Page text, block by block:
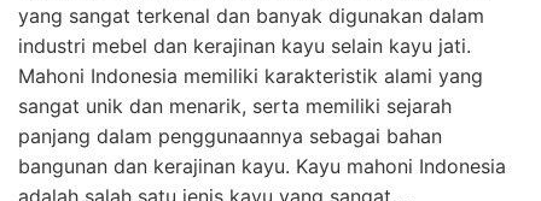
yang sangat terkenal dan banyak digunakan dalam
industri mebel dan kerajinan kayu selain kayu jati.
Mahoni Indonesia memiliki karakteristik alami yang
sangat unik dan menarik, serta memiliki sejarah
panjang dalam penggunaannya sebagai bahan
bangunan dan kerajinan kayu. Kayu mahoni Indonesia